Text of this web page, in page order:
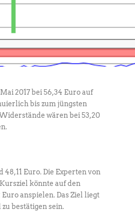
2017 bei 56,34 Euro auf
bis zum jüngsten
wären bei 53,20
Euro. Die Experten von
könnte auf den
anspielen. Das Ziel liegt
bestätigen sein.